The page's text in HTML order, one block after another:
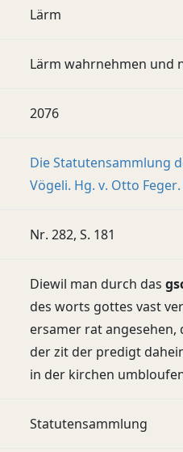
Lärm
Lärm wahrnehmen und
2076
Die Statutensammlung
Vögeli. Hg. v. Otto
Nr. 282, S. 181
Diewil man durch das
des worts gottes vast
ersamer rat angesehen,
der zit der predigt
in der kirchen
Statutensammlung